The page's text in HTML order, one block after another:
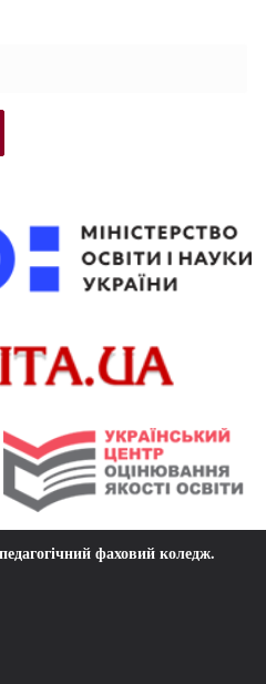
фаховий коледж.